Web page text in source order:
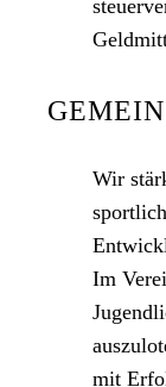
Wir
Im
mit